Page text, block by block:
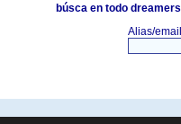
búsca en todo dreamers